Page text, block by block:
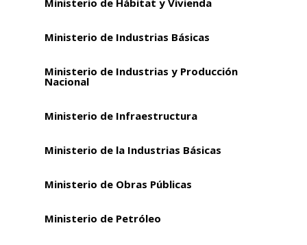
Ministerio de Hábitat y Vivienda
Ministerio de Industrias Básicas
Ministerio de Industrias y Producción
Nacional
Ministerio de Infraestructura
Ministerio de la Industrias Básicas
Ministerio de Obras Públicas
Ministerio de Petróleo